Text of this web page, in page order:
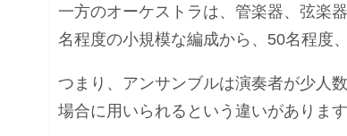
一方のオーケストラは、管楽器、弦楽
名程度の小規模な編成から、50名程度
つまり、アンサンブルは演奏者が少人
場合に用いられるという違いがあります